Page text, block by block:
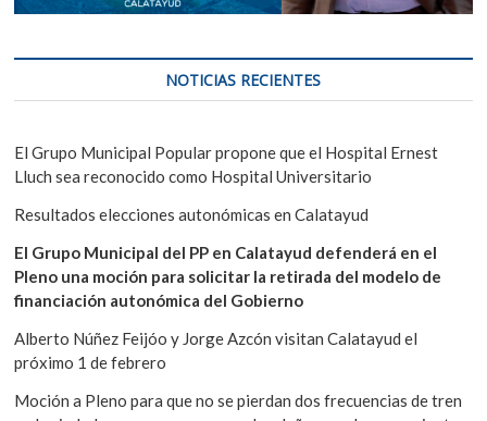
NOTICIAS RECIENTES
El Grupo Municipal Popular propone que el Hospital Ernest
Lluch sea reconocido como Hospital Universitario
Resultados elecciones autonómicas en Calatayud
El Grupo Municipal del PP en Calatayud defenderá en el
Pleno una moción para solicitar la retirada del modelo de
financiación autonómica del Gobierno
Alberto Núñez Feijóo y Jorge Azcón visitan Calatayud el
próximo 1 de febrero
Moción a Pleno para que no se pierdan dos frecuencias de tren